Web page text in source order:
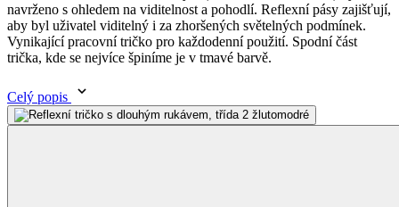
Celý popis